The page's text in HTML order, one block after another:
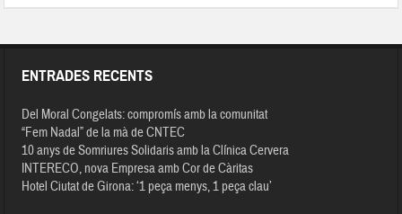
ENTRADES RECENTS
Del Moral Congelats: compromís amb la comunitat
“Fem Nadal” de la mà de CNTEC
10 anys de Somriures Solidaris amb la Clínica Cervera
INTERECO, nova Empresa amb Cor de Càritas
Hotel Ciutat de Girona: ‘1 peça menys, 1 peça clau’